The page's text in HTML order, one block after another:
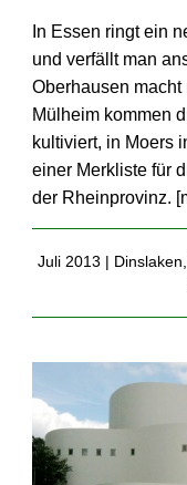
In Essen ringt ein
und verfällt man
Oberhausen macht
Mülheim kommen
kultiviert, in Moers
einer Merkliste für
der Rheinprovinz. [
Juli 2013 | Dinslaken